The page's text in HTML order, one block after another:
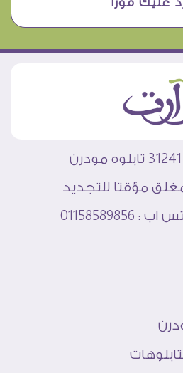
عليك فورا
مغلق مؤقتا للتجديد